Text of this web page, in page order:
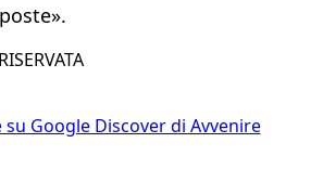
su Google Discover di Avvenire